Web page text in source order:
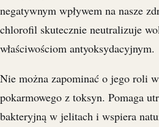
negatywnym wpływem na nasze
chlorofil skutecznie neutralizuje
właściwościom antyoksydacyjnym.
Nie można zapominać o jego roli
pokarmowego z toksyn. Pomaga
bakteryjną w jelitach i wspiera